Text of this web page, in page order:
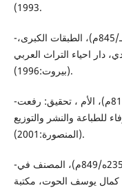
1993).
-ابن سعد، محمد بن سعد النمري(ت230هـ/845م)، الطبقات الكبرى،
دار احياء التراث العربي
(بيروت:1996).
-الشافعي، محمد بن ادريس(ت 204هـ/ 819م)، الأم ، تحقيق: رفعت
للطباعة والنشر والتوزيع
(المنصورة:2001).
-ابن ابي شيبة، ابو بكر عبدالله بن محمد( ت235ه/849م)، المصنف في
كمال يوسف الحوت، مكتبة